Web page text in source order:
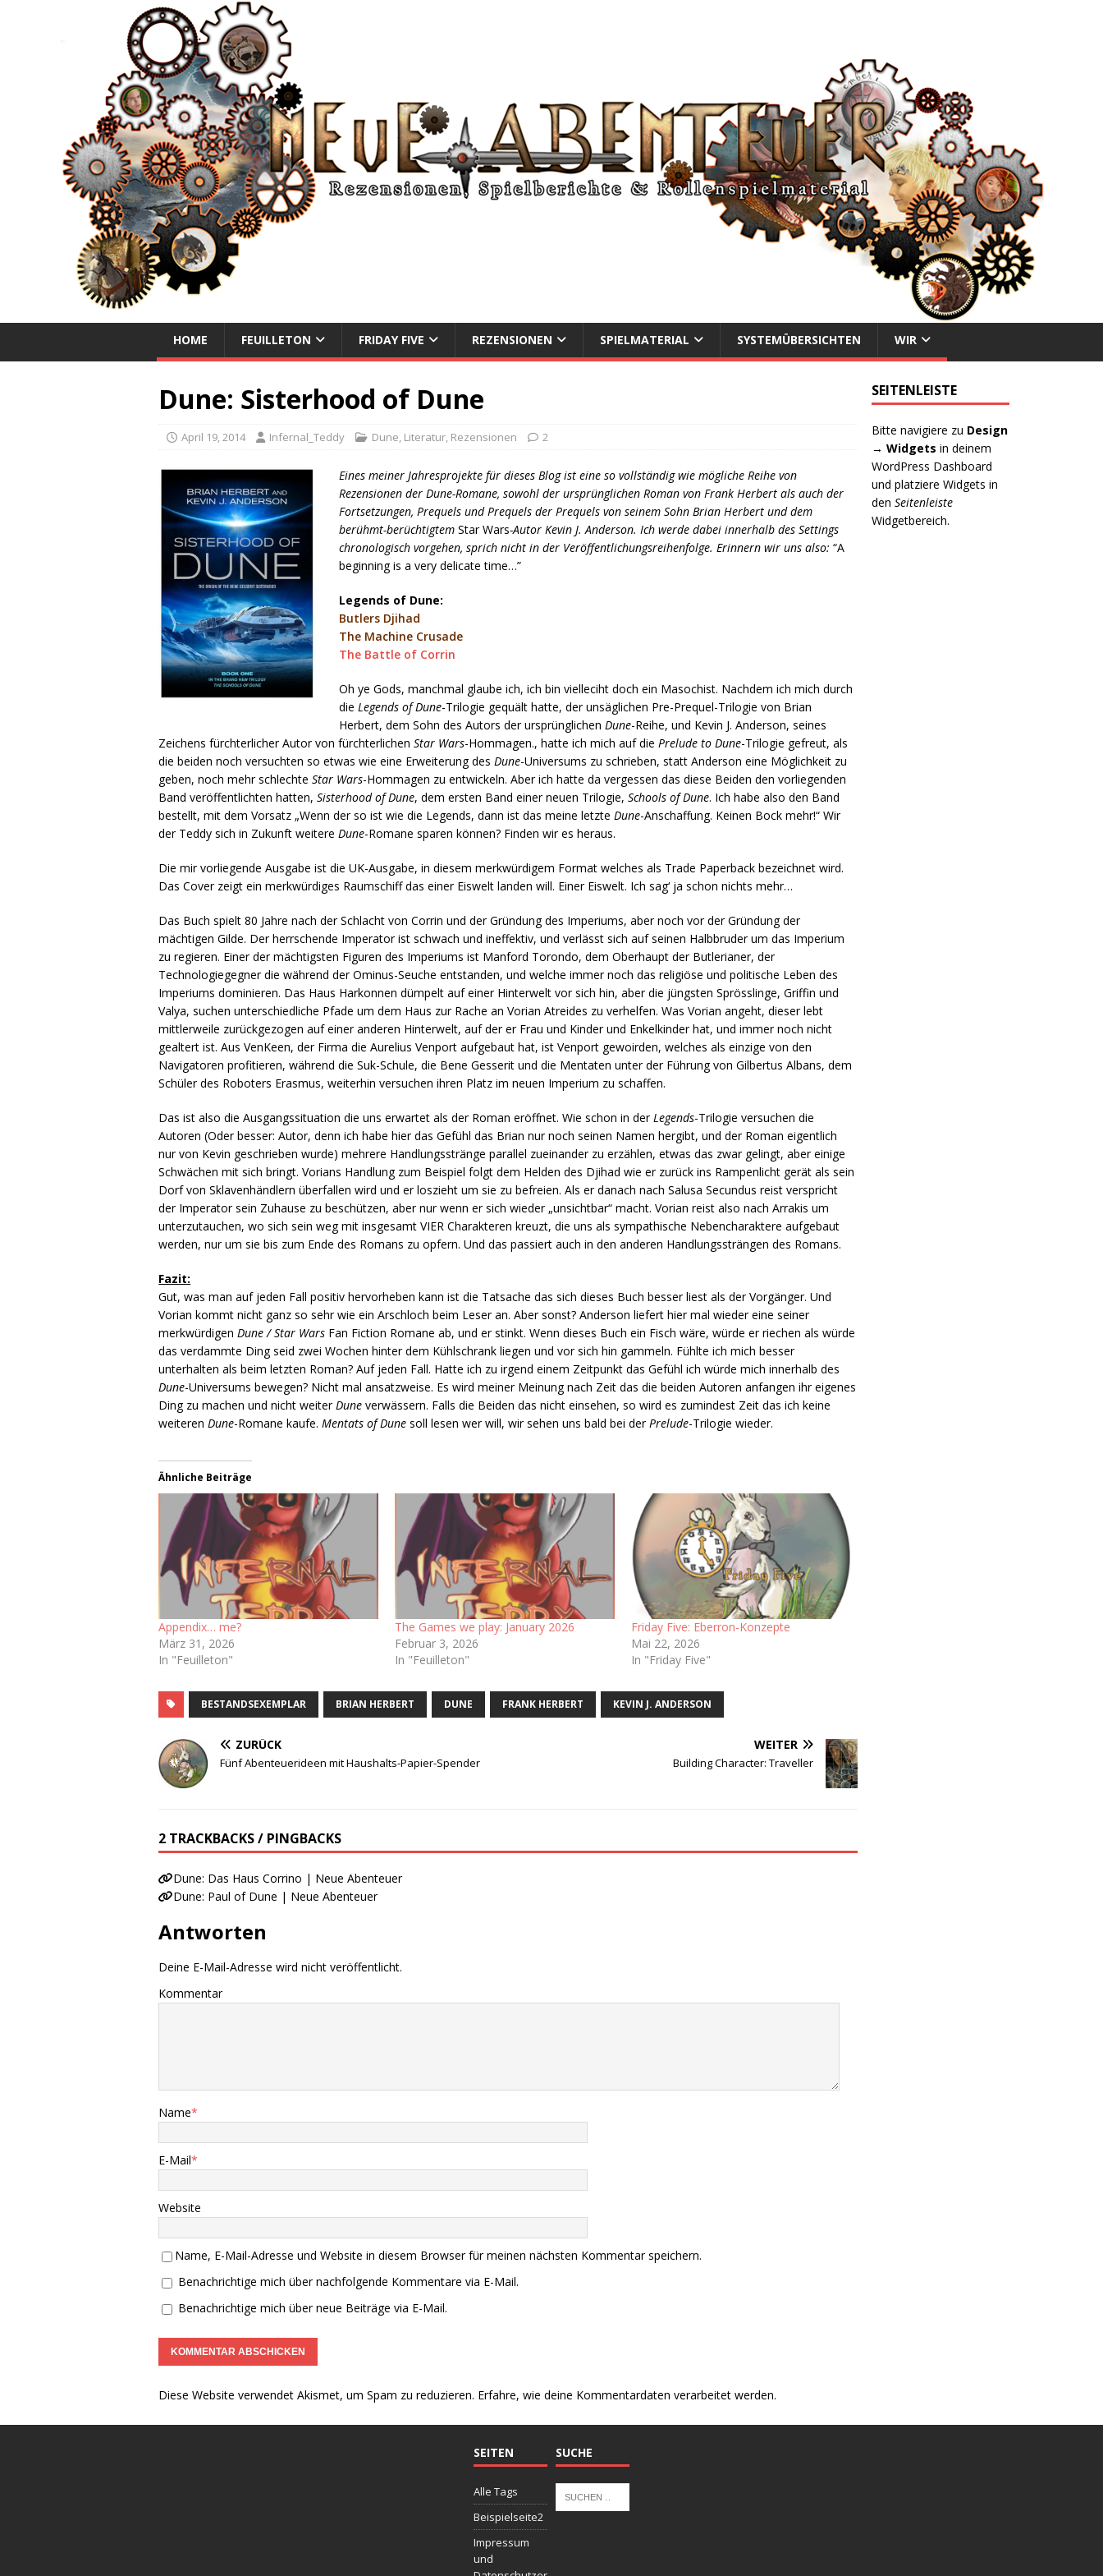
NEUE ABENTEUER
HOME FEUILLETON FRIDAY FIVE REZENSIONEN SPIELMATERIAL SYSTEMÜBERSICHTEN WIR
Dune: Sisterhood of Dune
April 19, 2014 Infernal_Teddy Dune, Literatur, Rezensionen 2
Eines meiner Jahresprojekte für dieses Blog ist eine so vollständig wie mögliche Reihe von
Rezensionen der Dune-Romane, sowohl der ursprünglichen Roman von Frank Herbert als auch der
Fortsetzungen, Prequels und Prequels der Prequels von seinem Sohn Brian Herbert und dem
berühmt-berüchtigtem Star Wars-Autor Kevin J. Anderson. Ich werde dabei innerhalb des Settings
chronologisch vorgehen, sprich nicht in der Veröffentlichungsreihenfolge. Erinnern wir uns also: “A
beginning is a very delicate time…”
Legends of Dune:
Butlers Djihad
The Machine Crusade
The Battle of Corrin
Oh ye Gods, manchmal glaube ich, ich bin vielleciht doch ein Masochist. Nachdem ich mich durch
die Legends of Dune-Trilogie gequält hatte, der unsäglichen Pre-Prequel-Trilogie von Brian
Herbert, dem Sohn des Autors der ursprünglichenDune-Reihe, und Kevin J. Anderson, seines
Zeichens fürchterlicher Autor von fürchterlichenStar Wars-Hommagen., hatte ich mich auf diePrelude to Dune-Trilogie gefreut, als
die beiden noch versuchten so etwas wie eine Erweiterung desDune-Universums zu schrieben, statt Anderson eine Möglichkeit zu
geben, noch mehr schlechteStar Wars-Hommagen zu entwickeln. Aber ich hatte da vergessen das diese Beiden den vorliegenden
Band veröffentlichten hatten,Sisterhood of Dune, dem ersten Band einer neuen Trilogie,Schools of Dune. Ich habe also den Band
bestellt, mit dem Vorsatz „Wenn der so ist wie die Legends, dann ist das meine letzteDune-Anschaffung. Keinen Bock mehr!“ Wir
der Teddy sich in Zukunft weitere Dune-Romane sparen können? Finden wir es heraus.
Die mir vorliegende Ausgabe ist die UK-Ausgabe, in diesem merkwürdigem Format welches als Trade Paperback bezeichnet wird.
Das Cover zeigt ein merkwürdiges Raumschiff das einer Eiswelt landen will. Einer Eiswelt. Ich sag‘ ja schon nichts mehr…
Das Buch spielt 80 Jahre nach der Schlacht von Corrin und der Gründung des Imperiums, aber noch vor der Gründung der
mächtigen Gilde. Der herrschende Imperator ist schwach und ineffektiv, und verlässt sich auf seinen Halbbruder um das Imperium
zu regieren. Einer der mächtigsten Figuren des Imperiums ist Manford Torondo, dem Oberhaupt der Butlerianer, der
Technologiegegner die während der Ominus-Seuche entstanden, und welche immer noch das religiöse und politische Leben des
Imperiums dominieren. Das Haus Harkonnen dümpelt auf einer Hinterwelt vor sich hin, aber die jüngsten Sprösslinge, Griffin und
Valya, suchen unterschiedliche Pfade um dem Haus zur Rache an Vorian Atreides zu verhelfen. Was Vorian angeht, dieser lebt
mittlerweile zurückgezogen auf einer anderen Hinterwelt, auf der er Frau und Kinder und Enkelkinder hat, und immer noch nicht
gealtert ist. Aus VenKeen, der Firma die Aurelius Venport aufgebaut hat, ist Venport gewoirden, welches als einzige von den
Navigatoren profitieren, während die Suk-Schule, die Bene Gesserit und die Mentaten unter der Führung von Gilbertus Albans, dem
Schüler des Roboters Erasmus, weiterhin versuchen ihren Platz im neuen Imperium zu schaffen.
Das ist also die Ausgangssituation die uns erwartet als der Roman eröffnet. Wie schon in derLegends-Trilogie versuchen die
Autoren (Oder besser: Autor, denn ich habe hier das Gefühl das Brian nur noch seinen Namen hergibt, und der Roman eigentlich
nur von Kevin geschrieben wurde) mehrere Handlungsstränge parallel zueinander zu erzählen, etwas das zwar gelingt, aber einige
Schwächen mit sich bringt. Vorians Handlung zum Beispiel folgt dem Helden des Djihad wie er zurück ins Rampenlicht gerät als sein
Dorf von Sklavenhändlern überfallen wird und er loszieht um sie zu befreien. Als er danach nach Salusa Secundus reist verspricht
der Imperator sein Zuhause zu beschützen, aber nur wenn er sich wieder „unsichtbar“ macht. Vorian reist also nach Arrakis um
unterzutauchen, wo sich sein weg mit insgesamt VIER Charakteren kreuzt, die uns als sympathische Nebencharaktere aufgebaut
werden, nur um sie bis zum Ende des Romans zu opfern. Und das passiert auch in den anderen Handlungssträngen des Romans.
Fazit:
Gut, was man auf jeden Fall positiv hervorheben kann ist die Tatsache das sich dieses Buch besser liest als der Vorgänger. Und
Vorian kommt nicht ganz so sehr wie ein Arschloch beim Leser an. Aber sonst? Anderson liefert hier mal wieder eine seiner
merkwürdigenDune / Star Wars Fan Fiction Romane ab, und er stinkt. Wenn dieses Buch ein Fisch wäre, würde er riechen als würde
das verdammte Ding seid zwei Wochen hinter dem Kühlschrank liegen und vor sich hin gammeln. Fühlte ich mich besser
unterhalten als beim letzten Roman? Auf jeden Fall. Hatte ich zu irgend einem Zeitpunkt das Gefühl ich würde mich innerhalb des
Dune-Universums bewegen? Nicht mal ansatzweise. Es wird meiner Meinung nach Zeit das die beiden Autoren anfangen ihr eigenes
Ding zu machen und nicht weiterDune verwässern. Falls die Beiden das nicht einsehen, so wird es zumindest Zeit das ich keine
weiterenDune-Romane kaufe.Mentats of Dune soll lesen wer will, wir sehen uns bald bei derPrelude-Trilogie wieder.
Ähnliche Beiträge
Appendix… me?
März 31, 2026
In "Feuilleton"
The Games we play: January 2026
Februar 3, 2026
In "Feuilleton"
Friday Five: Eberron-Konzepte
Mai 22, 2026
In "Friday Five"
BESTANDSEXEMPLAR BRIAN HERBERT DUNE FRANK HERBERT KEVIN J. ANDERSON
ZURÜCK
Fünf Abenteuerideen mit Haushalts-Papier-Spender
WEITER
Building Character: Traveller
2 TRACKBACKS / PINGBACKS
Dune: Das Haus Corrino | Neue Abenteuer
Dune: Paul of Dune | Neue Abenteuer
Antworten
Deine E-Mail-Adresse wird nicht veröffentlicht.
Kommentar
Name*
E-Mail*
Website
Name, E-Mail-Adresse und Website in diesem Browser für meinen nächsten Kommentar speichern.
Benachrichtige mich über nachfolgende Kommentare via E-Mail.
Benachrichtige mich über neue Beiträge via E-Mail.
Diese Website verwendet Akismet, um Spam zu reduzieren. Erfahre, wie deine Kommentardaten verarbeitet werden.
SEITENLEISTE
Bitte navigiere zu Design
→ Widgets in deinem
WordPress Dashboard
und platziere Widgets in
denSeitenleiste
Widgetbereich.
SEITEN
Alle Tags
Beispielseite2
Impressum
und
SUCHE